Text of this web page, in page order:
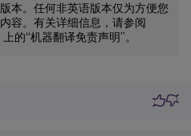
本。任何非英语版本仅为方便您
容。有关详细信息，请参阅
上的“机器翻译免责声明”。